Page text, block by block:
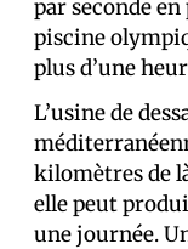
par seconde
piscine
plus d’une
L’usine de
kilomètres de
elle peut
une journée.